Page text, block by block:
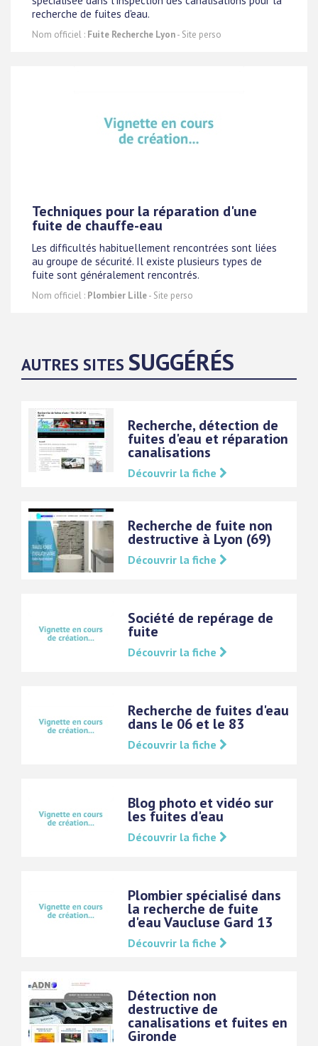
recherche de fuites d'eau.
Nom officiel : Fuite Recherche Lyon- Site perso
Techniques pour la réparation d'une
fuite de chauffe-eau
Les difficultés habituellement rencontrées sont liées
au groupe de sécurité. Il existe plusieurs types de
fuite sont généralement rencontrés.
Nom officiel : Plombier Lille- Site perso
AUTRES SITES SUGGÉRÉS
Recherche, détection de
fuites d'eau et réparation
canalisations
Découvrir la fiche
Recherche de fuite non
destructive à Lyon (69)
Découvrir la fiche
Société de repérage de
fuite
Découvrir la fiche
Recherche de fuites d'eau
dans le 06 et le 83
Découvrir la fiche
Blog photo et vidéo sur
les fuites d'eau
Découvrir la fiche
Plombier spécialisé dans
la recherche de fuite
d'eau Vaucluse Gard 13
Découvrir la fiche
Détection non
destructive de
canalisations et fuites en
Gironde